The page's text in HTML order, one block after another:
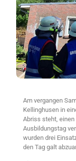
Am vergangen
Kellinghusen in
Abriss steht,
Ausbildungstag
wurden drei
den Tag galt